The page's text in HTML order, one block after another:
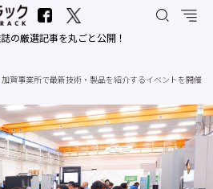
の厳選記事を丸ごと公開！
業新聞社
加賀事業所で最新技術・製品を紹介するイベントを開催